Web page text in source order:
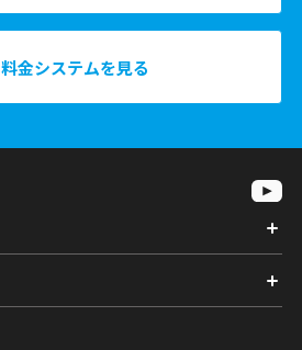
料金システムを見る